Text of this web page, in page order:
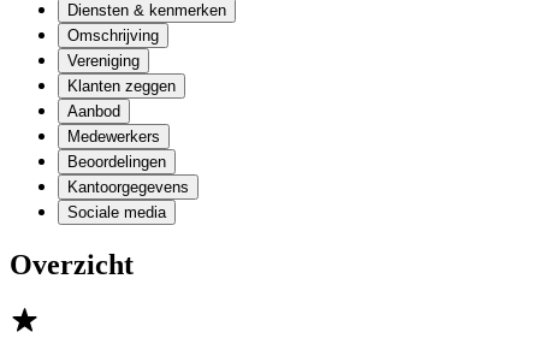
Diensten & kenmerken
Omschrijving
Vereniging
Klanten zeggen
Aanbod
Medewerkers
Beoordelingen
Kantoorgegevens
Sociale media
Overzicht